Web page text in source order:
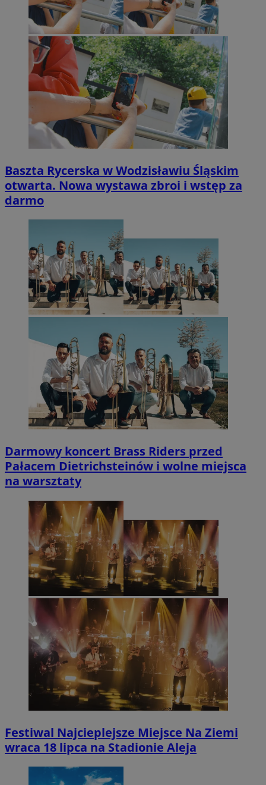
Baszta Rycerska w Wodzisławiu Śląskim
otwarta. Nowa wystawa zbroi i wstęp za
darmo
Darmowy koncert Brass Riders przed
Pałacem Dietrichsteinów i wolne miejsca
na warsztaty
Festiwal Najcieplejsze Miejsce Na Ziemi
wraca 18 lipca na Stadionie Aleja